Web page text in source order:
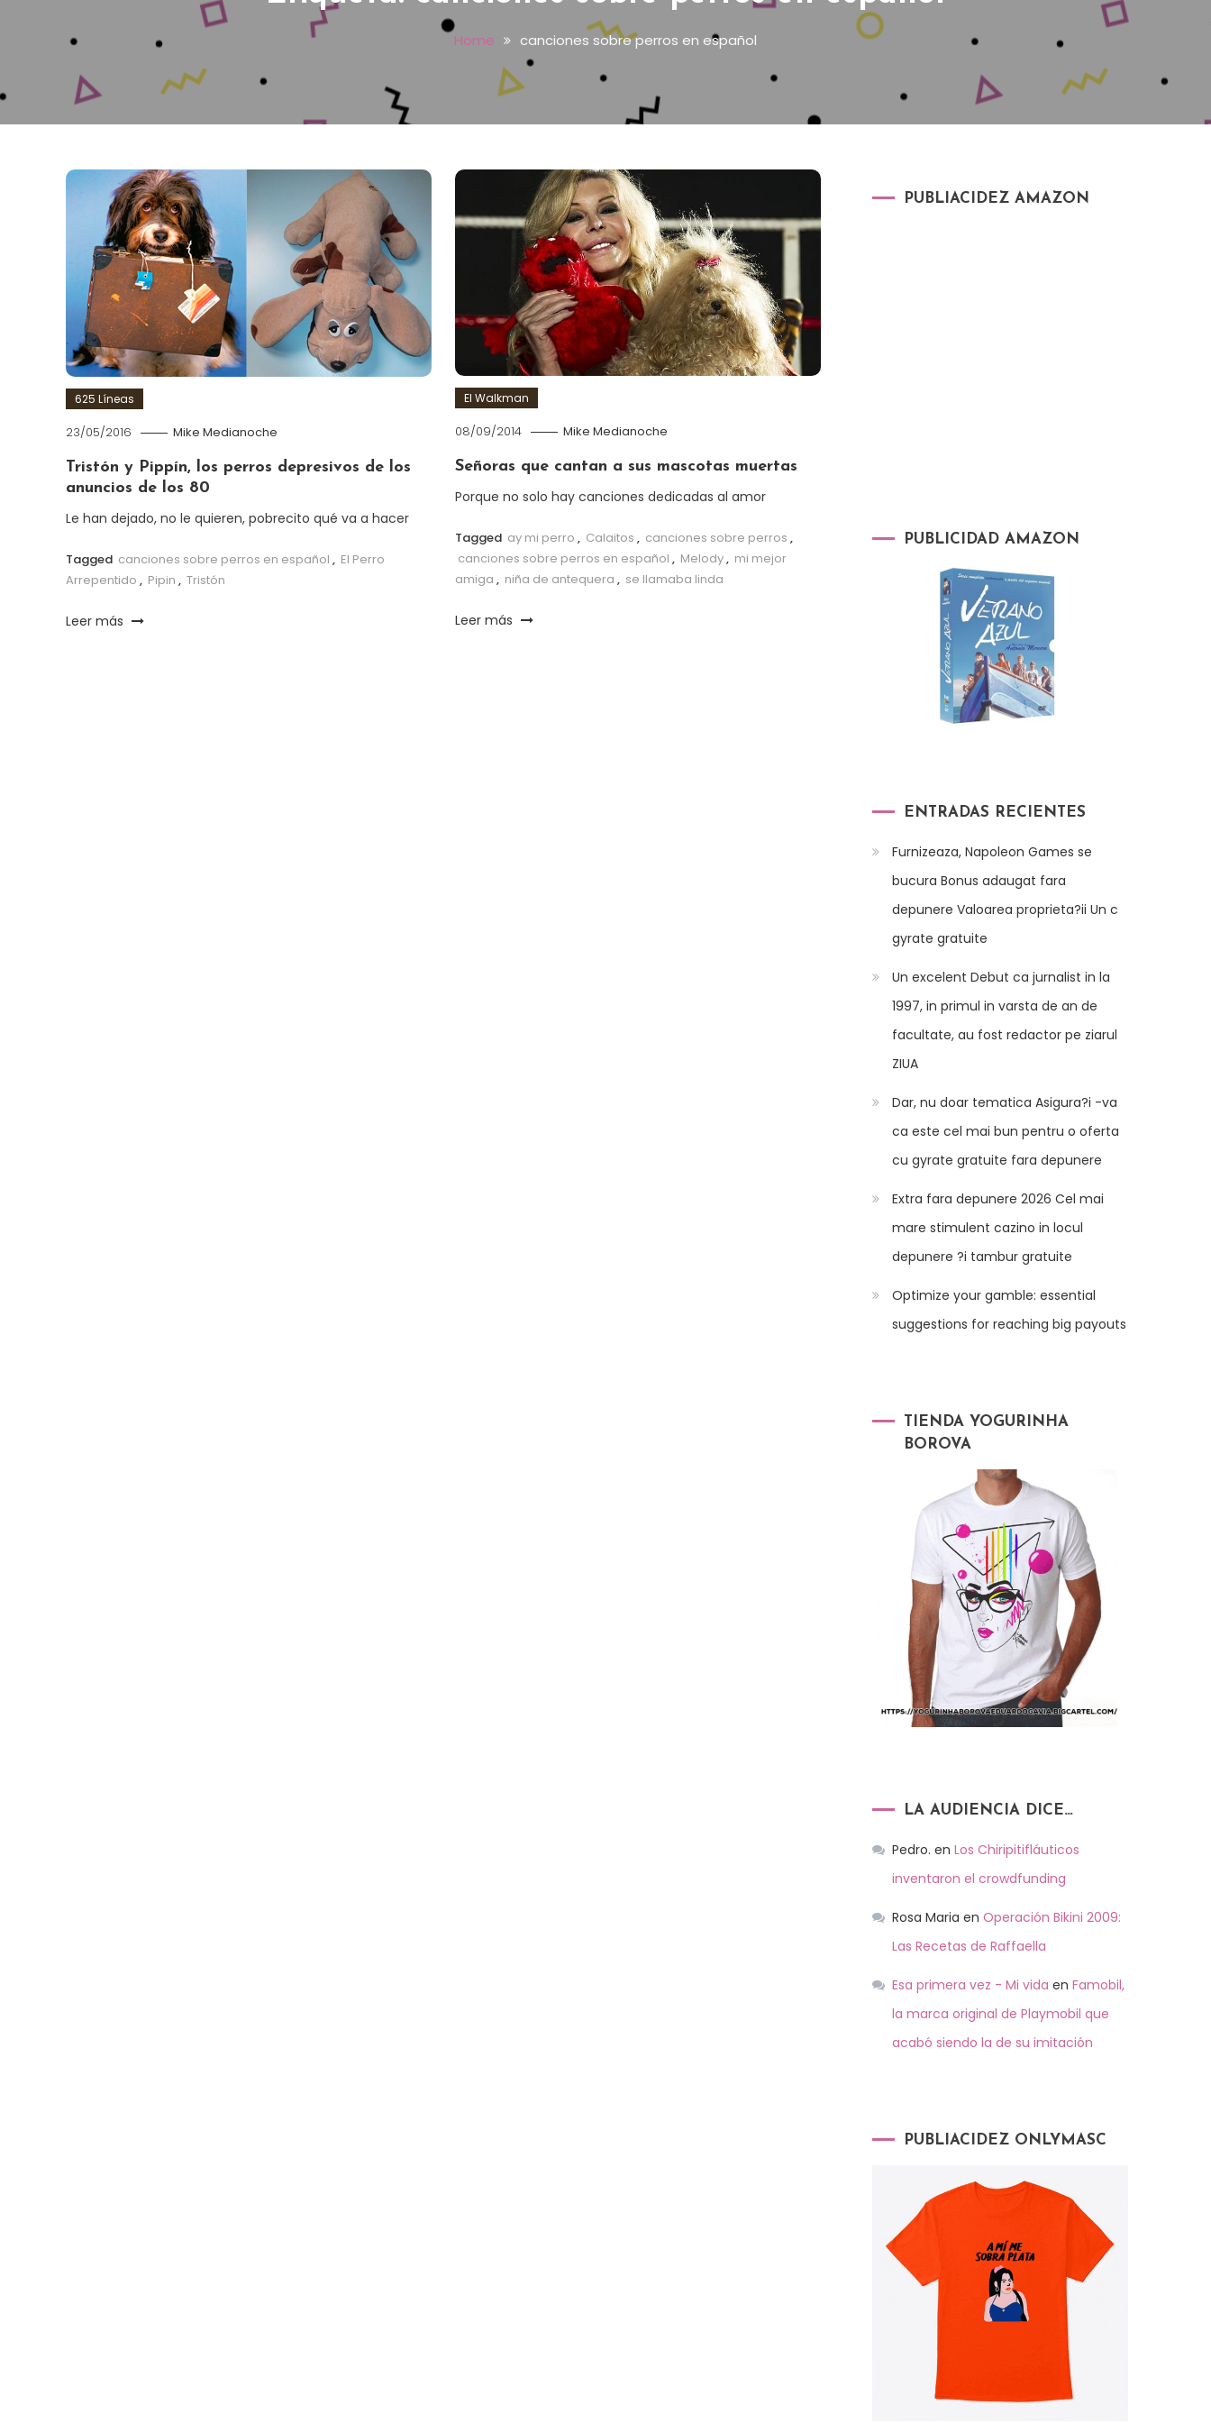
Home canciones sobre perros en español
625 Líneas
23/05/2016 Mike Medianoche
Tristón y Pippín, los perros depresivos de los
anuncios de los 80
Le han dejado, no le quieren, pobrecito qué va a hacer
Tagged canciones sobre perros en español , El Perro
Arrepentido , Pipin , Tristón
Leer más
El Walkman
08/09/2014 Mike Medianoche
Señoras que cantan a sus mascotas muertas
Porque no solo hay canciones dedicadas al amor
Tagged ay mi perro , Calaitos , canciones sobre perros ,
canciones sobre perros en español , Melody, mi mejor
amiga , niña de antequera , se llamaba linda
Leer más
PUBLIACIDEZ AMAZON
PUBLICIDAD AMAZON
ENTRADAS RECIENTES
Furnizeaza, Napoleon Games se
bucura Bonus adaugat fara
depunere Valoarea proprieta?ii Un c
gyrate gratuite
Un excelent Debut ca jurnalist in la
1997, in primul in varsta de an de
facultate, au fost redactor pe ziarul
ZIUA
Dar, nu doar tematica Asigura?i -va
ca este cel mai bun pentru o oferta
cu gyrate gratuite fara depunere
Extra fara depunere 2026 Cel mai
mare stimulent cazino in locul
depunere ?i tambur gratuite
Optimize your gamble: essential
suggestions for reaching big payouts
TIENDA YOGURINHA
BOROVA
LA AUDIENCIA DICE…
Pedro. en Los Chiripitifláuticos
inventaron el crowdfunding
Rosa Maria en Operación Bikini 2009:
Las Recetas de Raffaella
Esa primera vez - Mi vida en Famobil,
la marca original de Playmobil que
acabó siendo la de su imitación
PUBLIACIDEZ ONLYMASC